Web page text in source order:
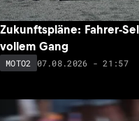
Zukunftspläne: Fahrer-
vollem Gang
MOTO2 07.08.2026 - 21:57